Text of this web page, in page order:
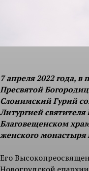
7 апреля 2022 года,
Пресвятой
Слонимский Гурий
Литургией святителя
Благовещенском
женского монастыря
Его